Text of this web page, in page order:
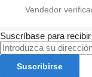
Suscríbase para
Suscribirse